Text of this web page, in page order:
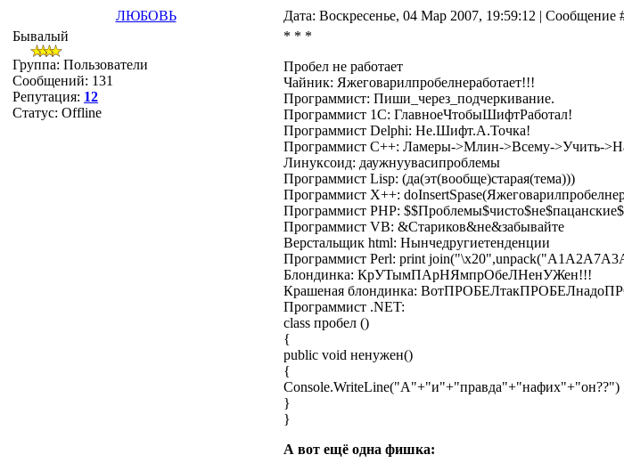
ЛЮБОВЬ Дата: Воскресенье, 04 Мар 2007, 19:59:12 | Сообщение
Бывалый
Группа: Пользователи
Сообщений: 131
Репутация: 12
Статус: Offline
* * *
Пробел не работает
Чайник: Яжеговарилпробелнеработает!!!
Программист: Пиши_через_подчеркивание.
Программист 1С: ГлавноеЧтобыШифтРаботал!
Программист Delphi: Не.Шифт.А.Точка!
Программист С++: Ламеры->Млин->Всему->Учить-
Линуксоид: даужнуувасипроблемы
Программист Lisp: (да(эт(вообще)старая(тема)))
Программист Х++:
Программист PHP:
Программист VB: &Стариков&не&забывайте
Верстальщик html: Нынчедругиетенденции
Программист Perl: print
Блондинка: КрУТымПАрНЯмпрОбеЛНенУЖен!!!
Крашеная блондинка:
Программист .NET:
class пробел ()
{
public void ненужен()
{
Console.WriteLine("А"+"и"+"правда"+"нафих"+"он??")
}
}
А вот ещё одна фишка: